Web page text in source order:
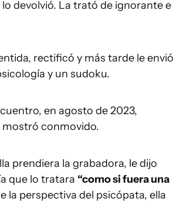
devolvió. La trató de ignorante e
rectificó y más tarde le envió
y un sudoku.
en agosto de 2023,
mostró conmovido.
prendiera la grabadora, le dijo
que lo tratara “como si fuera una
la perspectiva del psicópata, ella